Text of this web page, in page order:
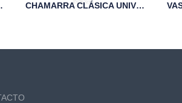
FCA CHAMARRA CLÁSICA UNIVERSITARIA DE PAÑO Y PIEL MARINO FCA